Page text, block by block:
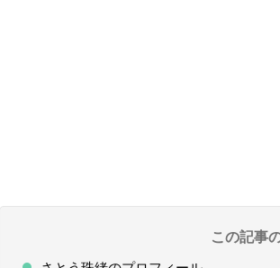
この記事